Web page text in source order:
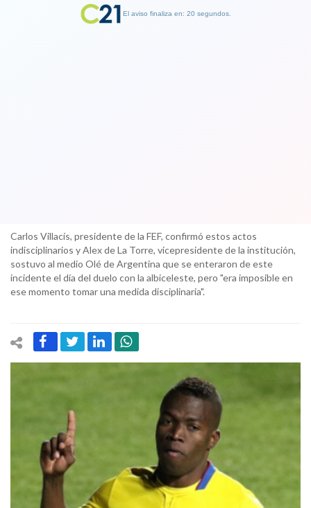
Carlos Villacís, presidente de la FEF, confirmó estos actos
indisciplinarios y Alex de La Torre, vicepresidente de la institución,
sostuvo al medio Olé de Argentina que se enteraron de este
incidente el día del duelo con la albiceleste, pero "era imposible en
ese momento tomar una medida disciplinaria".
El aviso finaliza en: 19 segundos.